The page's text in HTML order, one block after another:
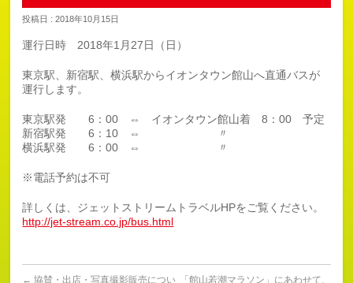
投稿日 : 2018年10月15日
運行日時 2018年1月27日（日）
東京駅、新宿駅、横浜駅からイオンタウン館山へ直通バスが
運行します。
東京駅発 6：00 ⇔ イオンタウン館山着 8：00 予定
新宿駅発 6：10 ⇔ 〃
横浜駅発 6：00 ⇔ 〃
※電話予約は不可
詳しくは、ジェットストリームトラベルHPをご覧ください。
http://jet-stream.co.jp/bus.html
← 協賛・出店・写真撮影販売につい
「館山若潮マラソン」にあわせて、